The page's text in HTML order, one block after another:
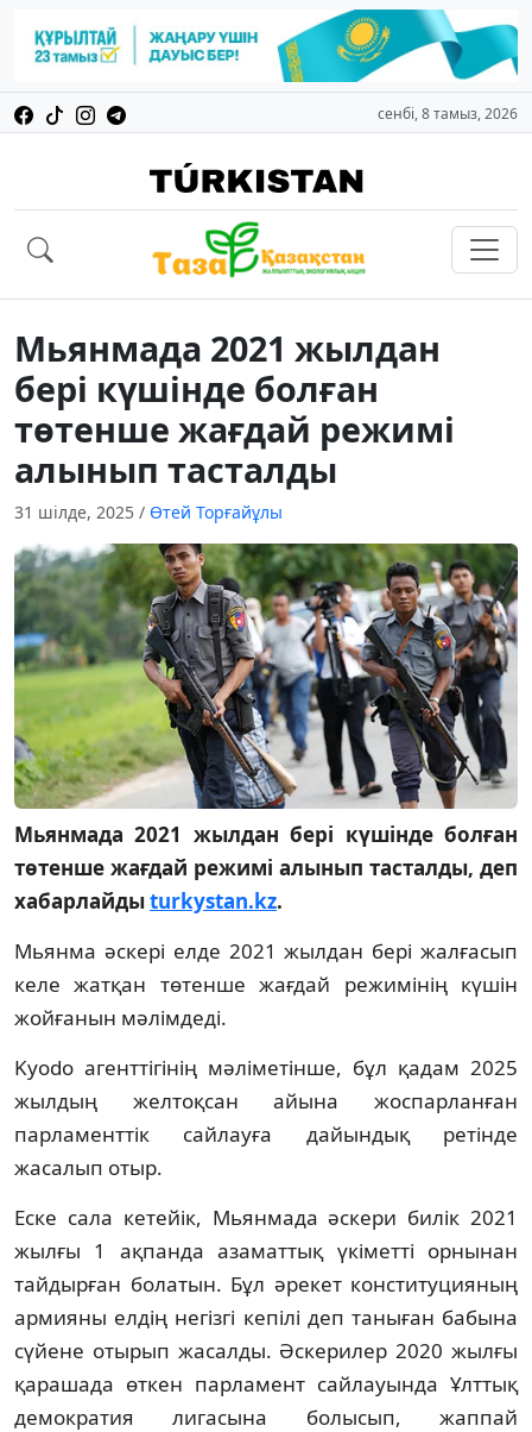
сенбі, 8 тамыз, 2026
Мьянмада 2021 жылдан
бері күшінде болған
төтенше жағдай режимі
алынып тасталды
31 шілде, 2025 / Өтей Торғайұлы
Мьянмада 2021 жылдан бері күшінде болған
төтенше жағдай режимі алынып тасталды, деп
хабарлайдыturkystan.kz.
Мьянма әскері елде 2021 жылдан бері жалғасып
келе жатқан төтенше жағдай режимінің күшін
жойғанын мәлімдеді.
Kyodo агенттігінің мәліметінше, бұл қадам 2025
жылдың желтоқсан айына жоспарланған
парламенттік сайлауға дайындық ретінде
жасалып отыр.
Еске сала кетейік, Мьянмада әскери билік 2021
жылғы 1 ақпанда азаматтық үкіметті орнынан
тайдырған болатын. Бұл әрекет конституцияның
армияны елдің негізгі кепілі деп таныған бабына
сүйене отырып жасалды. Әскерилер 2020 жылғы
қарашада өткен парламент сайлауында Ұлттық
демократия лигасына болысып, жаппай